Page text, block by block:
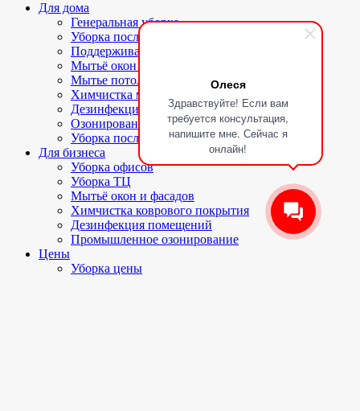
Олеся
Здравствуйте! Если вам
требуется консультация,
напишите мне. Сейчас я
онлайн!
Для дома
Генеральная уборка
Уборка после ремонта
Поддерживающая уборка
Мытьё окон и балконов
Мытье потолков
Химчистка мягкой мебели и ковров
Дезинфекция
Озонирование помещений
Уборка после ЧП
Для бизнеса
Уборка офисов
Уборка ТЦ
Мытьё окон и фасадов
Химчистка коврового покрытия
Дезинфекция помещений
Промышленное озонирование
Цены
Уборка цены